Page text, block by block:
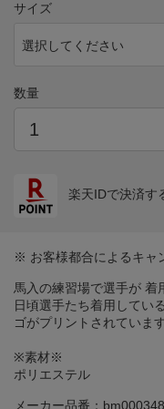
サイズ
選択してください
数量
楽天IDで決済す
※ お客様都合によるキャ
馬入の練習場で選手が 着
日頃選手たち着用してい
ゴがプリントされています
※素材※
ポリエステル
メーカー品番：bm000348